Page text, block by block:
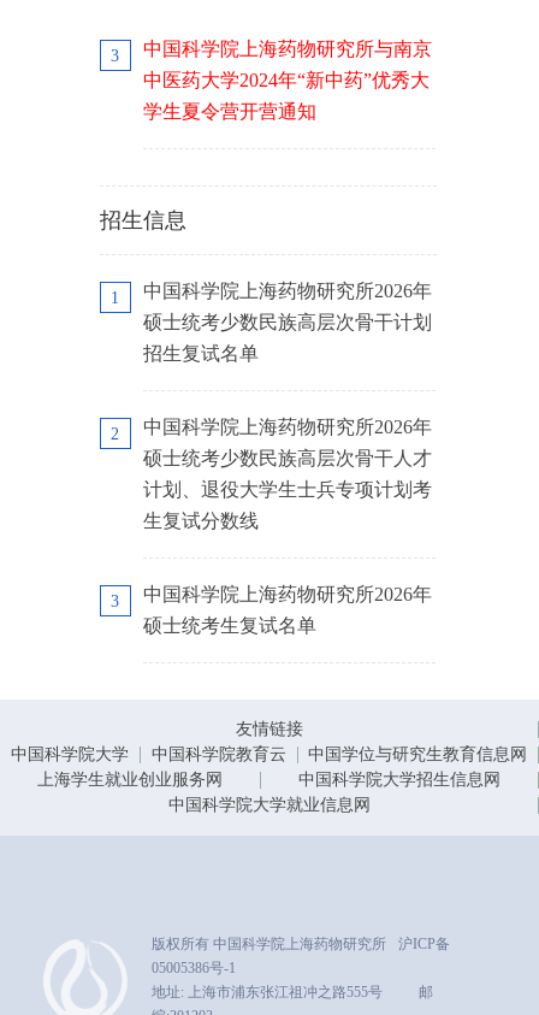
3
中国科学院上海药物研究所与南京
中医药大学2024年“新中药”优秀大
学生夏令营开营通知
招生信息
1
中国科学院上海药物研究所2026年
硕士统考少数民族高层次骨干计划
招生复试名单
2
中国科学院上海药物研究所2026年
硕士统考少数民族高层次骨干人才
计划、退役大学生士兵专项计划考
生复试分数线
3
中国科学院上海药物研究所2026年
硕士统考生复试名单
友情链接
中国科学院大学
中国科学院教育云
中国学位与研究生教育信息网
上海学生就业创业服务网
中国科学院大学招生信息网
中国科学院大学就业信息网
版权所有 中国科学院上海药物研究所
沪ICP备
05005386号-1
地址: 上海市浦东张江祖冲之路555号
邮